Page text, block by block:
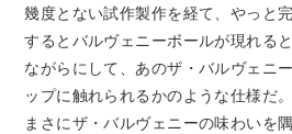
幾度とない試作製作を経て、やっと
するとバルヴェニーボールが現れる
ながらにして、あのザ・バルヴェニ
ップに触れられるかのような仕様だ
まさにザ・バルヴェニーの味わいを